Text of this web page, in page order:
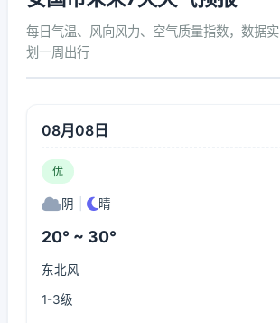
每日气温、风向风力、空气质量指数，数据
划一周出行
08月08日
优
阴 晴
20° ~ 30°
东北风
1-3级